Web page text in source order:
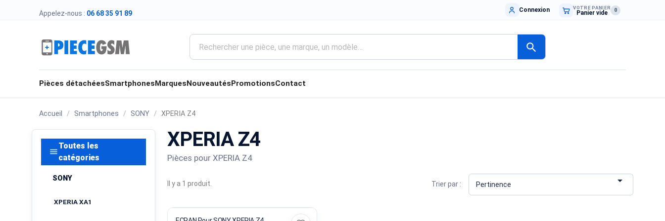
Appelez-nous : 06 68 35 91 89 Connexion VOTRE PANIER
Panier vide 0
search
Pièces détachéesSmartphones Marques Nouveautés PromotionsContact
Accueil Smartphones SONY XPERIA Z4
menu
Toutes les
catégories
SONY
XPERIA XA1
XPERIA Z4
Pièces pour XPERIA Z4
Il y a 1 produit. Trier par : Pertinence 